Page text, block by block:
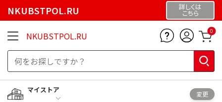
NKUBSTPOL.RU 詳しくは
こちら
NKUBSTPOL.RU 0
マイストア
変更